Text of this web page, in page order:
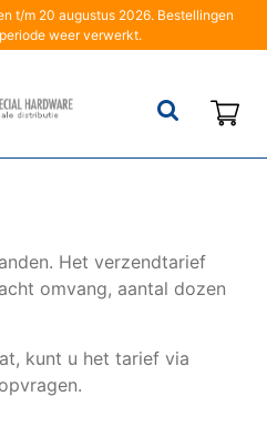
t/m 20 augustus 2026. Bestellingen
weer verwerkt.
Het verzendtarief
omvang, aantal dozen
kunt u het tarief via
opvragen.